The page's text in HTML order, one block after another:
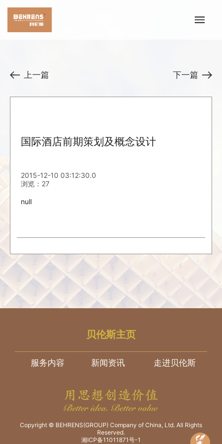
上一篇 下一篇
国际酒店前期策划及概念设计
2015-12-10 03:12:30.0
浏览：27
null
贝伦斯主页
服务内容 新闻资讯 走进贝伦斯
Copyright © BEHRENS(GROUP) Company of China, Ltd. All Rights
Reserved.
湘ICP备11011871号-1